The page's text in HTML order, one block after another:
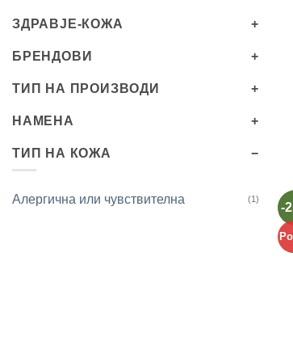
ЗДРАВЈЕ-КОЖА
БРЕНДОВИ
ТИП НА ПРОИЗВОДИ
НАМЕНА
ТИП НА КОЖА
Алергична или чувствителна (1)
-